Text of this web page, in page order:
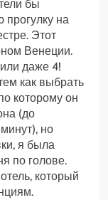
бы
прогулку на
Этот
Венеции.
даже 4!
как выбрать
которому он
(до
но
я была
по голове.
который